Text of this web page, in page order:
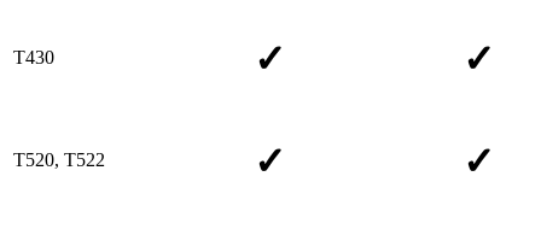
T430 ✓ ✓
T520, T522 ✓ ✓